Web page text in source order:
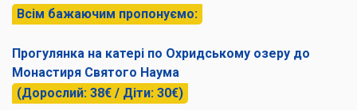
Всім бажаючим пропонуємо:
Прогулянка на катері по Охридському озеру до
Монастиря Святого Наума
(Дорослий: 38€ / Діти: 30€)